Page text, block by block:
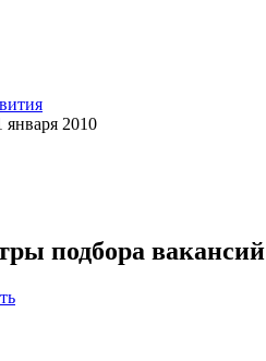
января 2010
подбора вакансий